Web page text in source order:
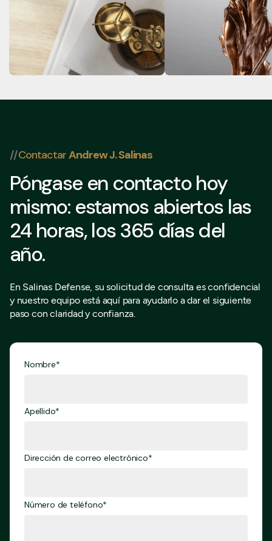
antecedentes penales en
en Houston: qué
//ContactarAndrew J. Salinas
Póngase en contacto hoy
mismo: estamos abiertos las
24 horas, los 365 días del
año.
En Salinas Defense, su solicitud de consulta es confidencial
y nuestro equipo está aquí para ayudarlo a dar el siguiente
paso con claridad y confianza.
Nombre*
Apellido*
Dirección de correo electrónico*
Número de teléfono*